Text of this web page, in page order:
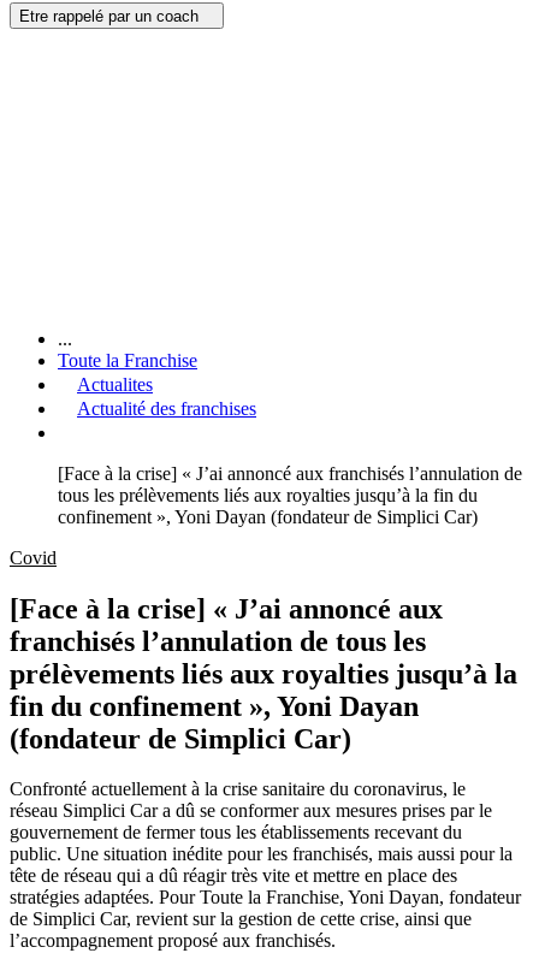
Etre rappelé par un coach
...
Toute la Franchise
Actualites
Actualité des franchises
[Face à la crise] « J’ai annoncé aux franchisés l’annulation de
tous les prélèvements liés aux royalties jusqu’à la fin du
confinement », Yoni Dayan (fondateur de Simplici Car)
Covid
[Face à la crise] « J’ai annoncé aux
franchisés l’annulation de tous les
prélèvements liés aux royalties jusqu’à la
fin du confinement », Yoni Dayan
(fondateur de Simplici Car)
Confronté actuellement à la crise sanitaire du coronavirus, le
réseau Simplici Car a dû se conformer aux mesures prises par le
gouvernement de fermer tous les établissements recevant du
public. Une situation inédite pour les franchisés, mais aussi pour la
tête de réseau qui a dû réagir très vite et mettre en place des
stratégies adaptées. Pour Toute la Franchise, Yoni Dayan, fondateur
de Simplici Car, revient sur la gestion de cette crise, ainsi que
l’accompagnement proposé aux franchisés.